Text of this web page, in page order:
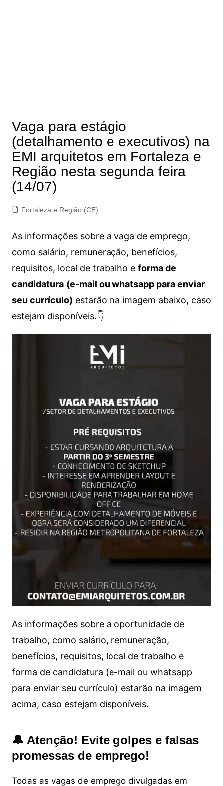
Vaga para estágio
(detalhamento e executivos) na
EMI arquitetos em Fortaleza e
Região nesta segunda feira
(14/07)
Fortaleza e Região (CE)
As informações sobre a vaga de emprego,
como salário, remuneração, benefícios,
requisitos, local de trabalho e forma de
candidatura (e-mail ou whatsapp para enviar
seu currículo) estarão na imagem abaixo, caso
estejam disponíveis.👇
As informações sobre a oportunidade de
trabalho, como salário, remuneração,
benefícios, requisitos, local de trabalho e
forma de candidatura (e-mail ou whatsapp
para enviar seu currículo) estarão na imagem
acima, caso estejam disponíveis.
🔔 Atenção! Evite golpes e falsas
promessas de emprego!
Todas as vagas de emprego divulgadas em